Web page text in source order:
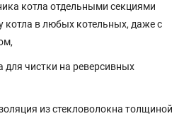
котла отдельными секциями
котла в любых котельных, даже с
для чистки на реверсивных
из стекловолокна толщиной